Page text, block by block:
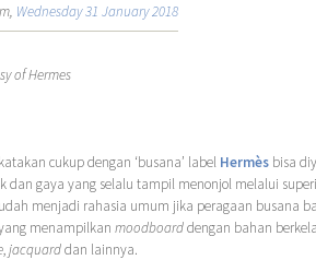
Wednesday 31 January 2018
of Hermes
cukup dengan ‘busana’ label Hermès bisa
dan gaya yang selalu tampil menonjol melalui
menjadi rahasia umum jika peragaan busana
menampilkan moodboarddengan bahan
,jacquarddan lainnya.